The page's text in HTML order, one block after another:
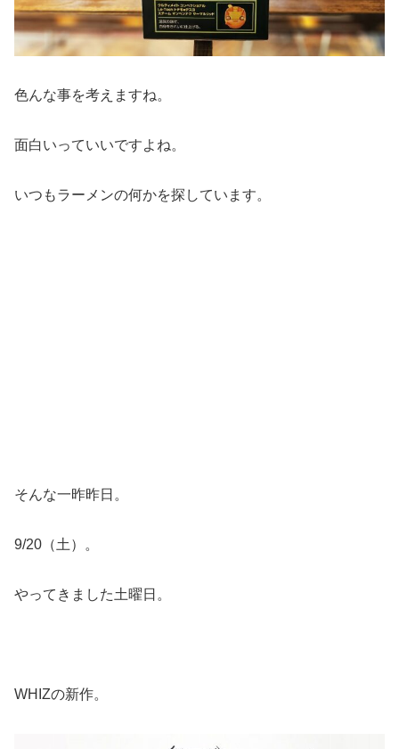
色んな事を考えますね。
面白いっていいですよね。
いつもラーメンの何かを探しています。
そんな一昨昨日。
9/20（土）。
やってきました土曜日。
WHIZの新作。